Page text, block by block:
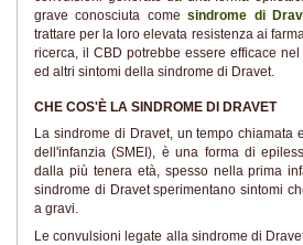
grave conosciuta comesindrome di
trattare per la loro elevata resistenza ai
ricerca, il CBD potrebbe essere efficace
ed altri sintomi della sindrome di Dravet.
CHE COS'È LA SINDROME DI DRAVET
La sindrome di Dravet, un tempo chiamata
dell'infanzia (SMEI), è una forma di
dalla più tenera età, spesso nella prima
sindrome di Dravet sperimentano sintomi
a gravi.
Le convulsioni legate alla sindrome di